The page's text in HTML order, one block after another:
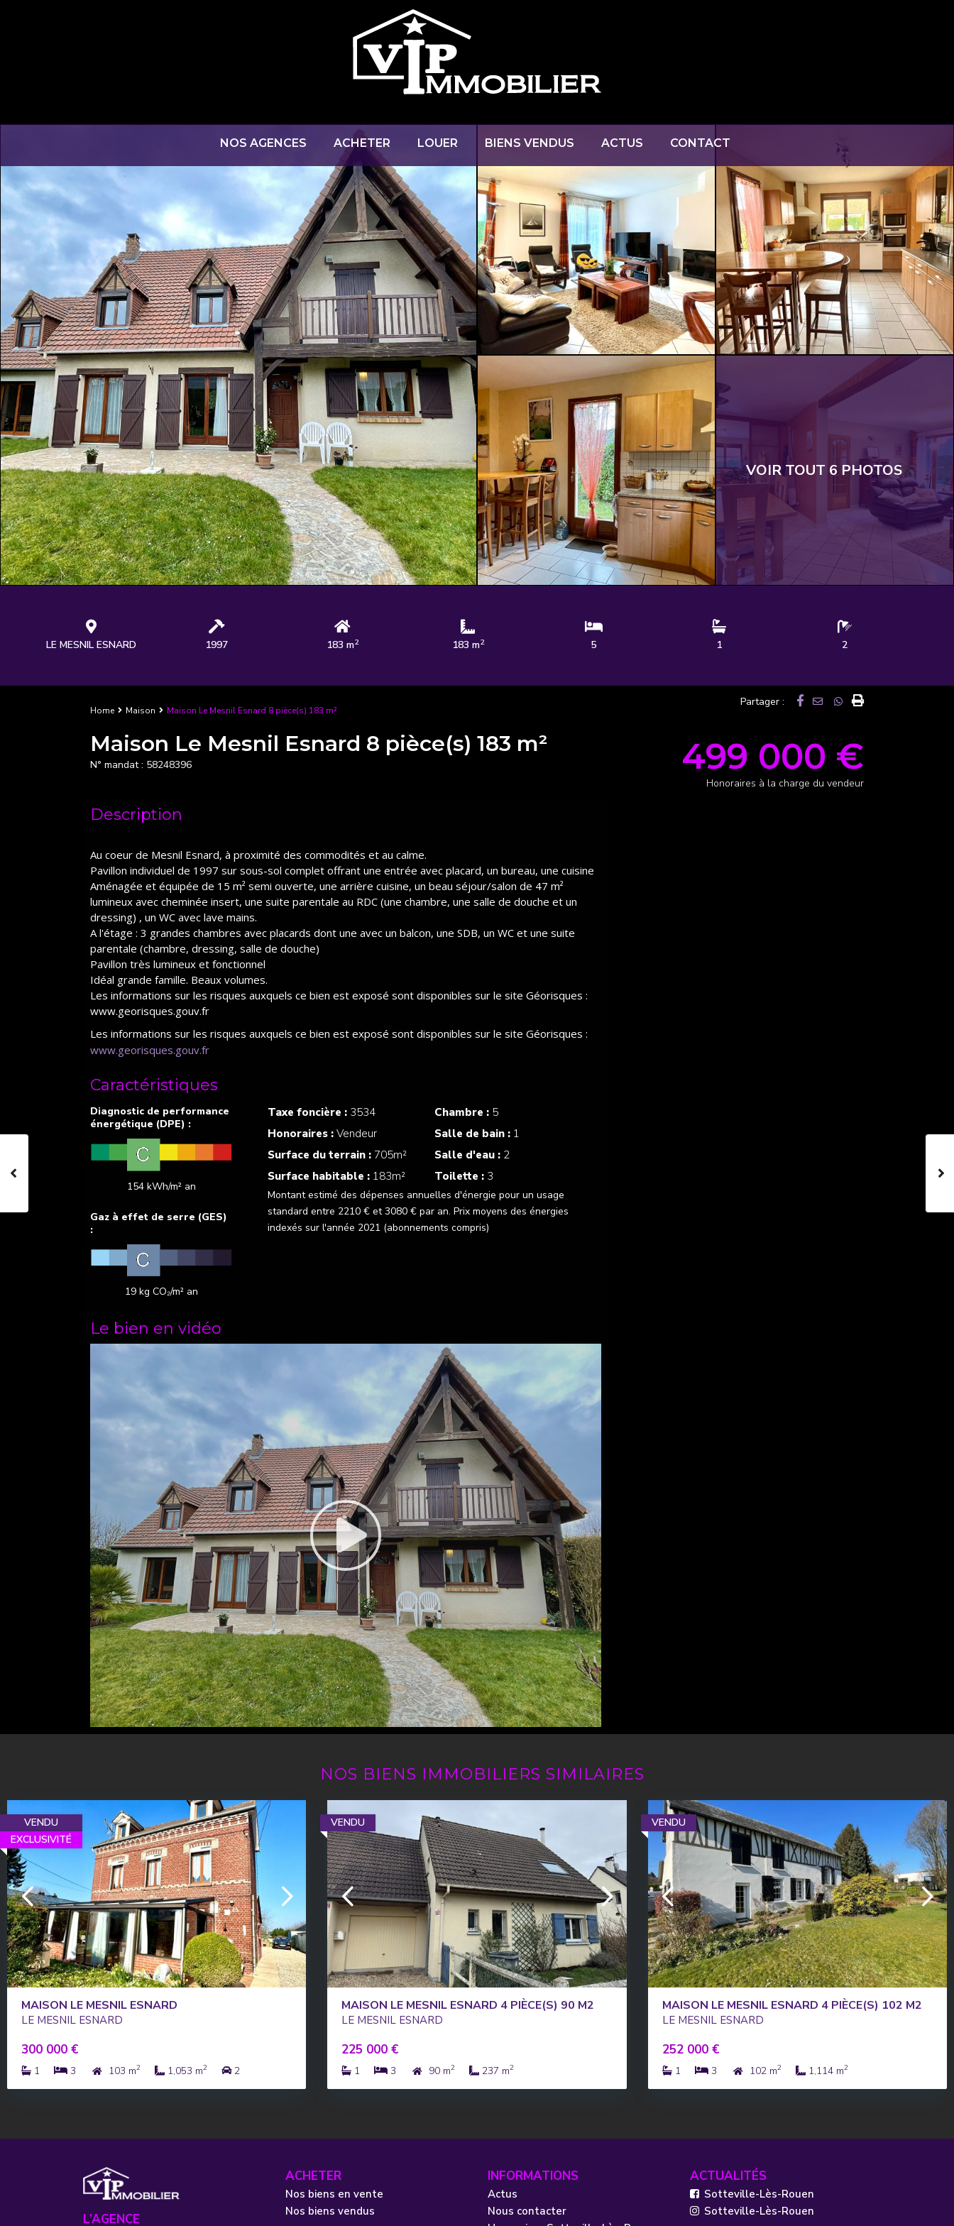
NOS AGENCES ACHETER LOUER BIENS VENDUS ACTUS CONTACT
VOIR TOUT 6 PHOTOS
LE MESNIL ESNARD 1997 183 m2 183 m2 5 1 2
Home Maison Maison Le Mesnil Esnard 8 pièce(s) 183 m²
Maison Le Mesnil Esnard 8 pièce(s) 183 m²
N° mandat : 58248396
Partager :
499 000 €
Honoraires à la charge du vendeur
Description
Au coeur de Mesnil Esnard, à proximité des commodités et au calme.
Pavillon individuel de 1997 sur sous-sol complet offrant une entrée avec placard, un bureau, une cuisine
Aménagée et équipée de 15 m² semi ouverte, une arrière cuisine, un beau séjour/salon de 47 m²
lumineux avec cheminée insert, une suite parentale au RDC (une chambre, une salle de douche et un
dressing) , un WC avec lave mains.
A l'étage : 3 grandes chambres avec placards dont une avec un balcon, une SDB, un WC et une suite
parentale (chambre, dressing, salle de douche)
Pavillon très lumineux et fonctionnel
Idéal grande famille. Beaux volumes.
Les informations sur les risques auxquels ce bien est exposé sont disponibles sur le site Géorisques :
www.georisques.gouv.fr
Les informations sur les risques auxquels ce bien est exposé sont disponibles sur le site Géorisques :
www.georisques.gouv.fr
Caractéristiques
154 kWh/m² an
19 kg CO₂/m² an
Taxe foncière : 3534
Honoraires :Vendeur
Surface du terrain : 705m²
Surface habitable : 183m²
Chambre : 5
Salle de bain : 1
Salle d'eau : 2
Toilette : 3
Montant estimé des dépenses annuelles d'énergie pour un usage
standard entre 2210 € et 3080 € par an. Prix moyens des énergies
indexés sur l'année 2021 (abonnements compris)
Le bien en vidéo
NOS BIENS IMMOBILIERS SIMILAIRES
VENDU
EXCLUSIVITÉ
MAISON LE MESNIL ESNARD
LE MESNIL ESNARD
300 000 €
1 3 103 m2 1,053 m2 2
VENDU
MAISON LE MESNIL ESNARD 4 PIÈCE(S) 90 M2
LE MESNIL ESNARD
225 000 €
1 3 90 m2 237 m2
VENDU
MAISON LE MESNIL ESNARD 4 PIÈCE(S) 102 M2
LE MESNIL ESNARD
252 000 €
1 3 102 m2 1,114 m2
L’AGENCE
ACHETER
Nos biens en vente
Nos biens vendus
INFORMATIONS
Actus
Nous contacter
ACTUALITÉS
Sotteville-Lès-Rouen
Sotteville-Lès-Rouen